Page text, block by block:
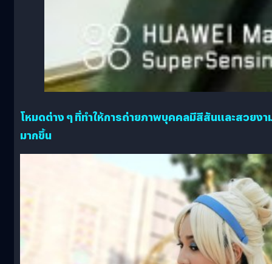
โหมดต่าง ๆ ที่ทำให้การถ่ายภาพบุคคลมีสีสันและสวยงา
มากขึ้น